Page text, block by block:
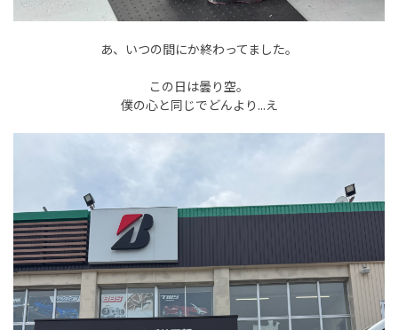
あ、いつの間にか終わってました。
この日は曇り空。
僕の心と同じでどんより...え